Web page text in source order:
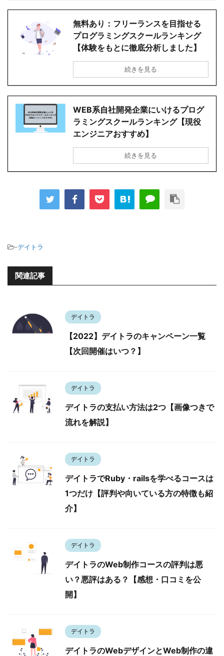
無料あり：フリーランスを目指せる
プログラミングスクールランキング
【体験をもとに徹底分析しました】
続きを見る
WEB系自社開発企業にいけるプログ
ラミングスクールランキング【現役
エンジニアおすすめ】
続きを見る
-デイトラ
関連記事
デイトラ
【2022】デイトラのキャンペーン一覧
【次回開催はいつ？】
デイトラ
デイトラの支払い方法は2つ【画像つきで
流れを解説】
デイトラ
デイトラでRuby・railsを学べるコースは
1つだけ【評判や向いている方の特徴も紹
介】
デイトラ
デイトラのWeb制作コースの評判は悪
い？悪評はある？【感想・口コミを公
開】
デイトラ
デイトラのWebデザインとWeb制作の違